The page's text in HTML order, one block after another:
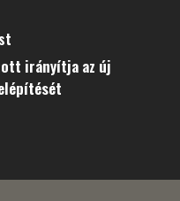
irányítja az új